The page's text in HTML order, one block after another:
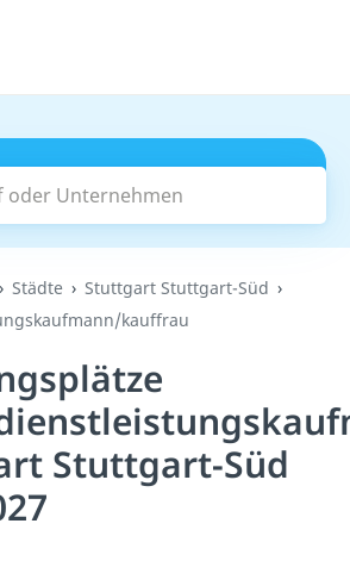
Unternehmen
Suchen
Städte
Stuttgart Stuttgart-Süd
kauffrau
Stuttgart-Süd